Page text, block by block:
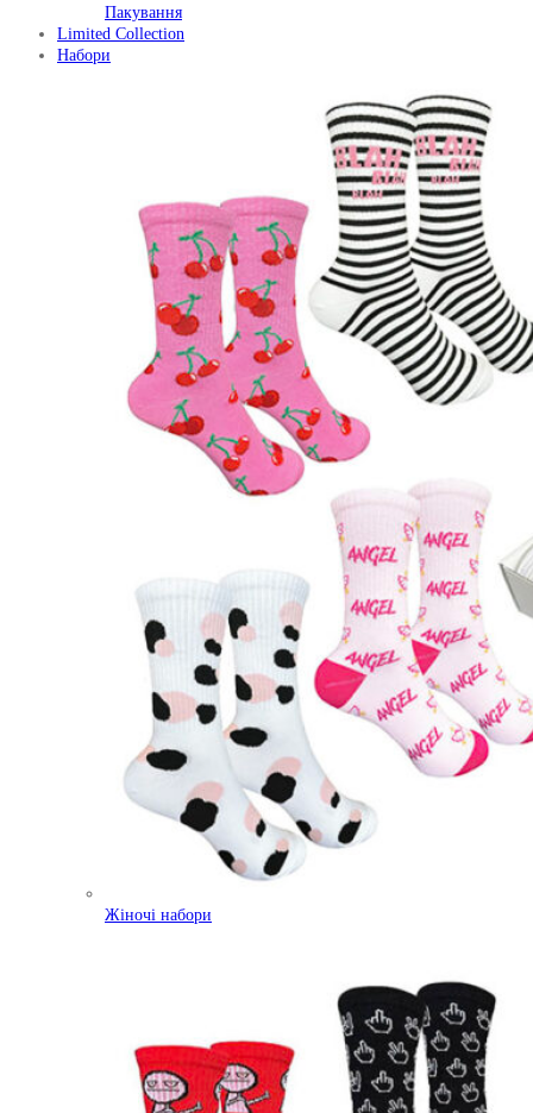
Пакування
Limited Collection
Набори
Жіночі набори